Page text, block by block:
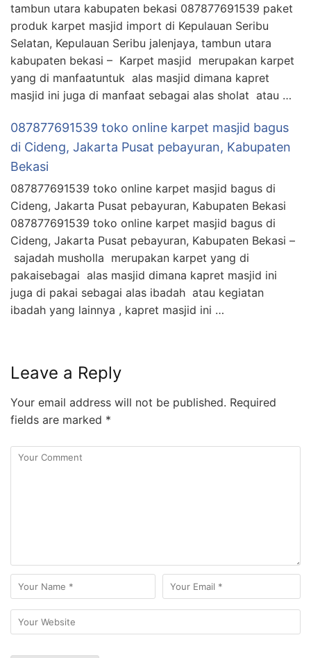
tambun utara kabupaten bekasi 087877691539 paket
produk karpet masjid import di Kepulauan Seribu
Selatan, Kepulauan Seribu jalenjaya, tambun utara
kabupaten bekasi – Karpet masjid merupakan karpet
yang di manfaatuntuk alas masjid dimana kapret
masjid ini juga di manfaat sebagai alas sholat atau …
087877691539 toko online karpet masjid bagus
di Cideng, Jakarta Pusat pebayuran, Kabupaten
Bekasi
087877691539 toko online karpet masjid bagus di
Cideng, Jakarta Pusat pebayuran, Kabupaten Bekasi
087877691539 toko online karpet masjid bagus di
Cideng, Jakarta Pusat pebayuran, Kabupaten Bekasi –
sajadah musholla merupakan karpet yang di
pakaisebagai alas masjid dimana kapret masjid ini
juga di pakai sebagai alas ibadah atau kegiatan
ibadah yang lainnya , kapret masjid ini …
Leave a Reply
Your email address will not be published. Required
fields are marked *